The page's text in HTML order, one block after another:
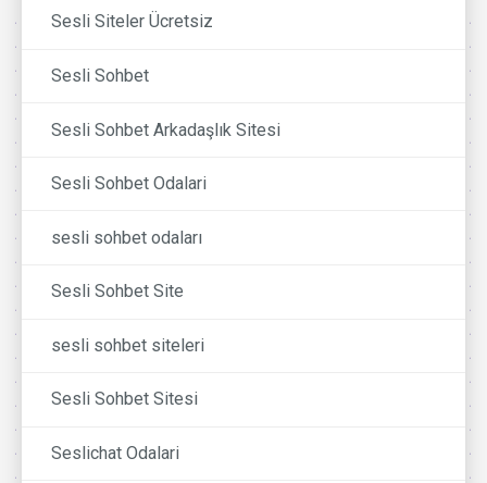
Sesli Siteler Ücretsiz
Sesli Sohbet
Sesli Sohbet Arkadaşlık Sitesi
Sesli Sohbet Odalari
sesli sohbet odaları
Sesli Sohbet Site
sesli sohbet siteleri
Sesli Sohbet Sitesi
Seslichat Odalari